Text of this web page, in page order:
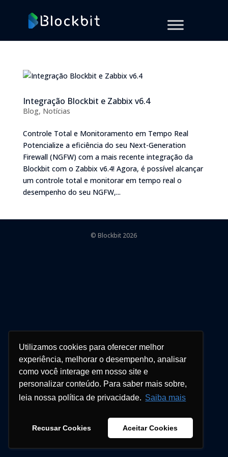
Utilizamos cookies para oferecer melhor
experiência, melhorar o desempenho, analisar
como você interage em nosso site e
personalizar conteúdo. Para saber mais sobre,
leia nossa política de privacidade. Saiba mais
Recusar Cookies Aceitar Cookies
Integração Blockbit e Zabbix v6.4
Blog, Notícias
Controle Total e Monitoramento em Tempo Real
Potencialize a eficiência do seu Next-Generation
Firewall (NGFW) com a mais recente integração da
Blockbit com o Zabbix v6.4! Agora, é possível alcançar
um controle total e monitorar em tempo real o
desempenho do seu NGFW,...
© Blockbit 2026